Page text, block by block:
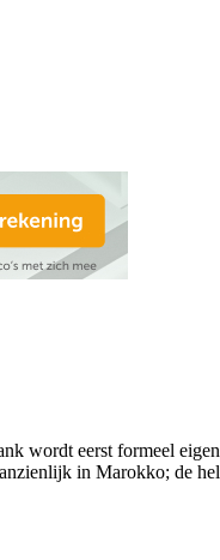
wordt eerst formeel
in Marokko; de